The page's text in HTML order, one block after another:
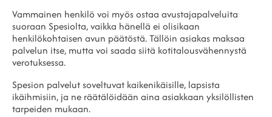
Vammainen henkilö voi myös ostaa avustajapalveluita
suoraan Spesiolta, vaikka hänellä ei olisikaan
henkilökohtaisen avun päätöstä. Tällöin asiakas maksaa
palvelun itse, mutta voi saada siitä kotitalousvähennystä
verotuksessa.
Spesion palvelut soveltuvat kaikenikäisille, lapsista
ikäihmisiin, ja ne räätälöidään aina asiakkaan yksilöllisten
tarpeiden mukaan.